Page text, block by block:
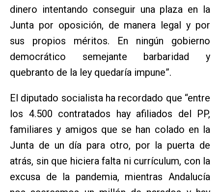
dinero intentando conseguir una plaza en la
Junta por oposición, de manera legal y por
sus propios méritos. En ningún gobierno
democrático semejante barbaridad y
quebranto de la ley quedaría impune”.
El diputado socialista ha recordado que “entre
los 4.500 contratados hay afiliados del PP,
familiares y amigos que se han colado en la
Junta de un día para otro, por la puerta de
atrás, sin que hiciera falta ni currículum, con la
excusa de la pandemia, mientras Andalucía